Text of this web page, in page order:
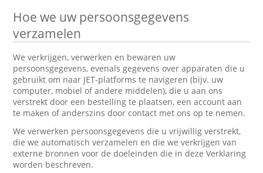
Hoe we uw persoonsgegevens
verzamelen
We verkrijgen, verwerken en bewaren uw
persoonsgegevens, evenals gegevens over apparaten die u
gebruikt om naar JET-platforms te navigeren (bijv. uw
computer, mobiel of andere middelen), die u aan ons
verstrekt door een bestelling te plaatsen, een account aan
te maken of anderszins door contact met ons op te nemen.
We verwerken persoonsgegevens die u vrijwillig verstrekt,
die we automatisch verzamelen en die we verkrijgen van
externe bronnen voor de doeleinden die in deze Verklaring
worden beschreven.